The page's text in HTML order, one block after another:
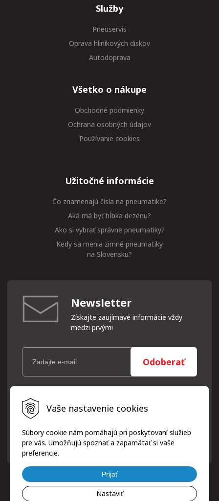
Vaše nastavenie cookies
Súbory cookie nám pomáhajú pri poskytovaní služieb
pre vás. Umožňujú spoznať a zapamätať si vaše
preferencie.
Prijať
Nastaviť
Služby
Pneuservis
Oprava hliníkových diskov
Autodoprava
Všetko o nákupe
Obchodné podmienky
Ochrana osobných údajov
Používanie cookies
Užitočné informácie
Čo znamenajú čísla na pneumatike?
Aká má byť hĺbka dezénu?
Ako si vybrať správne pneumatiky?
Kedy sa menia zimné pneumatiky
na Slovensku?
Newsletter
Získajte zaujímavé informácie vždy
medzi prvými
Odoberať
Vaše osobné údaje (email) budeme spracovávať len za týmto
účelom v súlade s platnou legislatívou a zásadami ochrany
osobných údajov. Súhlas potvrdíte kliknutím na odkaz, ktorý
písomne, emailom alebo kliknutím na odkaz z ktoréhokoľvek
informačného emailu.
© 2026 ProfiPneuServis!